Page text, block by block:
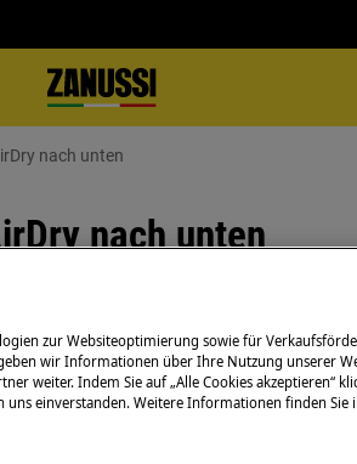
nach unten
nach unten
Lösen Sie
zur Websiteoptimierung sowie für
wir Informationen über Ihre Nutzung unserer
weiter. Indem Sie auf „Alle Cookies akzeptieren“
uns einverstanden. Weitere Informationen finden Sie